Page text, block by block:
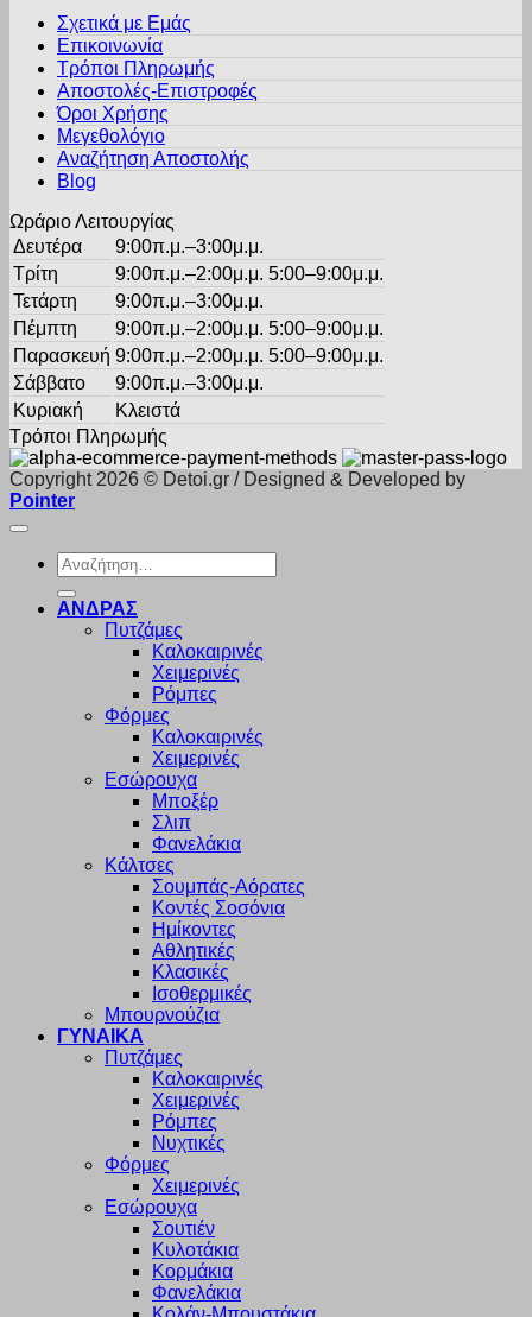
προϊόντος
επιλογές
μπορούν
επιλεγούν
σελίδα
Σχετικά με Εμάς
Επικοινωνία
Τρόποι Πληρωμής
Αποστολές-Επιστροφές
Όροι Χρήσης
Μεγεθολόγιο
Αναζήτηση Αποστολής
Blog
Ωράριο Λειτουργίας
Δευτέρα
9:00π.μ.–3:00μ.μ.
Τρίτη
9:00π.μ.–2:00μ.μ. 5:00–9:00μ.μ.
Τετάρτη
9:00π.μ.–3:00μ.μ.
Πέμπτη
9:00π.μ.–2:00μ.μ. 5:00–9:00μ.μ.
Παρασκευή 9:00π.μ.–2:00μ.μ. 5:00–9:00μ.μ.
Σάββατο
9:00π.μ.–3:00μ.μ.
Κυριακή
Κλειστά
Τρόποι Πληρωμής
Copyright 2026 © Detoi.gr / Designed & Developed by
Pointer
Αναζήτηση
για:
ΑΝΔΡΑΣ
Πυτζάμες
Καλοκαιρινές
Χειμερινές
Ρόμπες
Φόρμες
Καλοκαιρινές
Χειμερινές
Εσώρουχα
Μποξέρ
Σλιπ
Φανελάκια
Κάλτσες
Σουμπάς-Αόρατες
Κοντές Σοσόνια
Ημίκοντες
Αθλητικές
Κλασικές
Ισοθερμικές
Μπουρνούζια
ΓΥΝΑΙΚΑ
Πυτζάμες
Καλοκαιρινές
Χειμερινές
Ρόμπες
Νυχτικές
Φόρμες
Χειμερινές
Εσώρουχα
Σουτιέν
Κυλοτάκια
Κορμάκια
Φανελάκια